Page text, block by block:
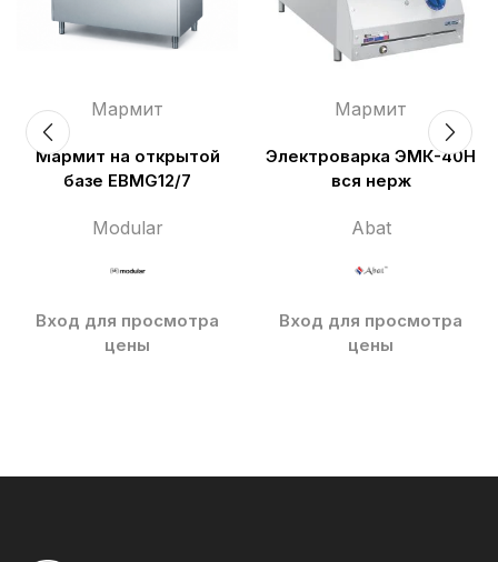
Мармит
Мармит на открытой
базе EBMG12/7
Modular
Вход для просмотра
цены
Мармит
Электроварка ЭМК-40Н
вся нерж
Abat
Вход для просмотра
цены